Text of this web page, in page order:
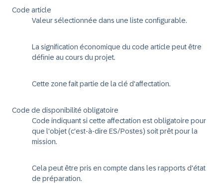
Code article
Valeur sélectionnée dans une liste configurable.
La signification économique du code article peut être
définie au cours du projet.
Cette zone fait partie de la clé d'affectation.
Code de disponibilité obligatoire
Code indiquant si cette affectation est obligatoire pour
que l'objet (c'est-à-dire ES/Postes) soit prêt pour la
mission.
Cela peut être pris en compte dans les rapports d'état
de préparation.